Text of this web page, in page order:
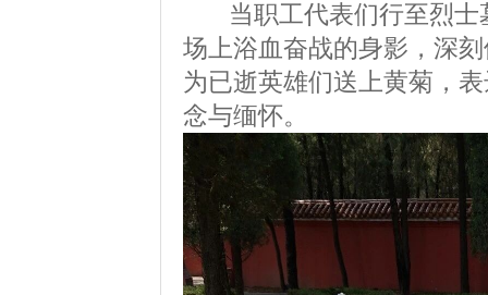
当职工代表们行至烈士
场上浴血奋战的身影，深
为已逝英雄们送上黄菊，
念与缅怀。